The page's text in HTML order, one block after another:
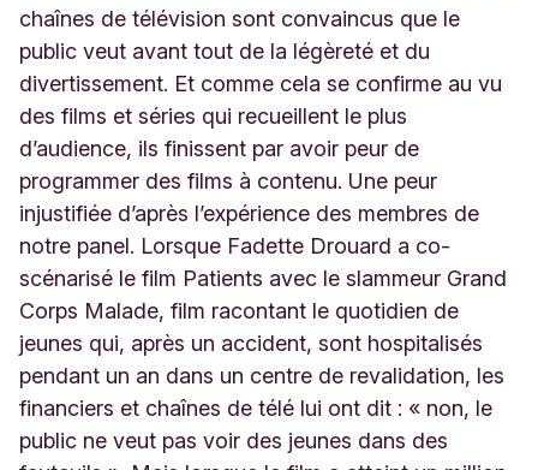
chaînes de télévision sont convaincus que le
public veut avant tout de la légèreté et du
divertissement. Et comme cela se confirme au vu
des films et séries qui recueillent le plus
d’audience, ils finissent par avoir peur de
programmer des films à contenu. Une peur
injustifiée d’après l’expérience des membres de
notre panel. Lorsque Fadette Drouard a co-
scénarisé le film Patients avec le slammeur Grand
Corps Malade, film racontant le quotidien de
jeunes qui, après un accident, sont hospitalisés
pendant un an dans un centre de revalidation, les
financiers et chaînes de télé lui ont dit : « non, le
public ne veut pas voir des jeunes dans des